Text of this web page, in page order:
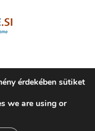
d.o.o.
érdekében sütiket
we are using or